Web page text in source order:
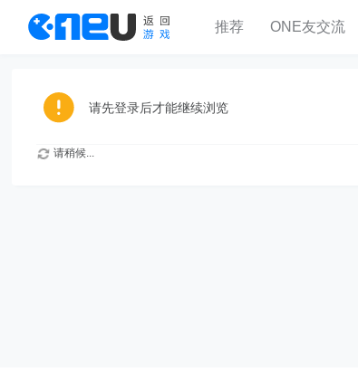
推荐 ONE友交流
请先登录后才能继续浏览
请稍候...